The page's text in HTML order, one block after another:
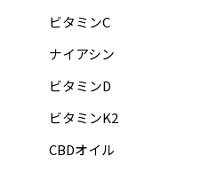
ビタミンC
ナイアシン
ビタミンD
ビタミンK2
CBDオイル